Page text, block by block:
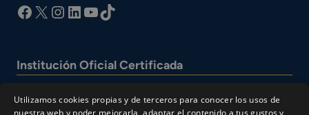
facebook
X Instagram
LinkedIn
YouTube
TikTok
Institución Oficial Certificada
Utilizamos cookies propias y de terceros para conocer los usos de
nuestra web y poder mejorarla, adaptar el contenido a tus gustos y